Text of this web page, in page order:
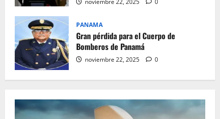
noviembre 22, 2025 0
PANAMA
Gran pérdida para el Cuerpo de
Bomberos de Panamá
noviembre 22, 2025 0